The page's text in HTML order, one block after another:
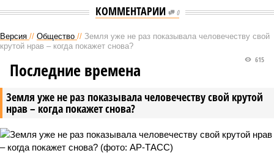
КОММЕНТАРИИ 0
Версия // Общество // Земля уже не раз показывала человечеству свой
крутой нрав – когда покажет снова?
Земля уже не раз показывала человечеству свой крутой
нрав – когда покажет снова?
615
Последние времена